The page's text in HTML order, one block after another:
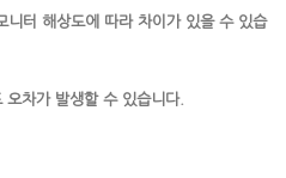
니터 해상도에 따라 차이가 있을 수 있습
차가 발생할 수 있습니다.